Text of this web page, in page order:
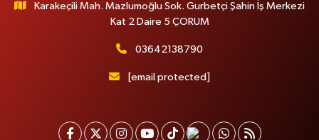
Karakeçili Mah. Mazlumoğlu Sok. Gurbetçi Şahin İş Merkezi
Kat 2 Daire 5 ÇORUM
03642138790
[email protected]